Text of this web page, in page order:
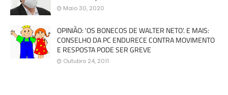
Maio 30, 2020
OPINIÃO: 'OS BONECOS DE WALTER NETO'. E MAIS:
CONSELHO DA PC ENDURECE CONTRA MOVIMENTO
E RESPOSTA PODE SER GREVE
Outubro 24, 2011